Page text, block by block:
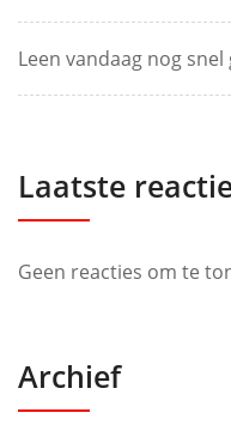
Leen vandaag nog
Laatste
Geen reacties om te
Archief